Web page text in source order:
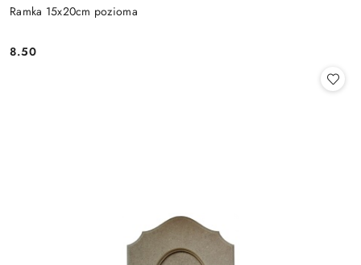
Ramka 15x20cm pozioma
Cena:
8.50